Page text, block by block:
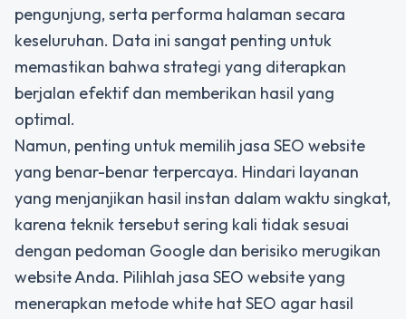
pengunjung, serta performa halaman secara
keseluruhan. Data ini sangat penting untuk
memastikan bahwa strategi yang diterapkan
berjalan efektif dan memberikan hasil yang
optimal.
Namun, penting untuk memilih jasa SEO website
yang benar-benar terpercaya. Hindari layanan
yang menjanjikan hasil instan dalam waktu singkat,
karena teknik tersebut sering kali tidak sesuai
dengan pedoman Google dan berisiko merugikan
website Anda. Pilihlah jasa SEO website yang
menerapkan metode white hat SEO agar hasil